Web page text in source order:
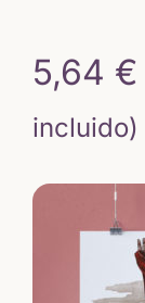
5,64 €
incluido)